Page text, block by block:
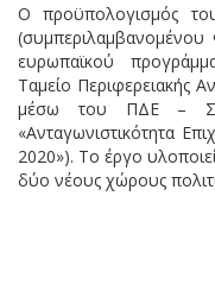
Ο προϋπολογισμός
ευρωπαϊκού
Ταμείο Περιφερειακής
μέσω του ΠΔΕ –
«Ανταγωνιστικότητα
2020»). Το έργο
δύο νέους χώρους